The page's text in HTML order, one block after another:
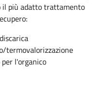
il più adatto trattamento
termovalorizzazione
l'organico